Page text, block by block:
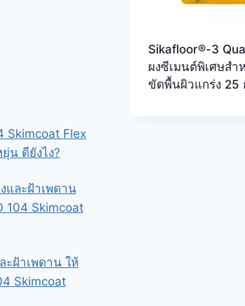
Sikafloor®-3
ผงซีเมนต์พิเศษสำ
ขัดพื้นผิวแกร่ง 25
Skimcoat Flex
น ดียังไง?
และฝ้าเพดาน
104 Skimcoat
ะฝ้าเพดาน ให้
Skimcoat